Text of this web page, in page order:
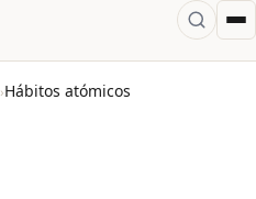
›Hábitos atómicos